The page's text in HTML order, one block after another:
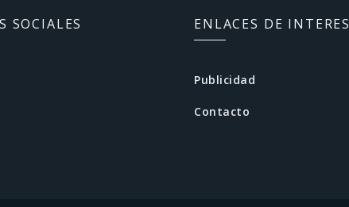
SOCIALES ENLACES DE INTERES
Publicidad
Contacto